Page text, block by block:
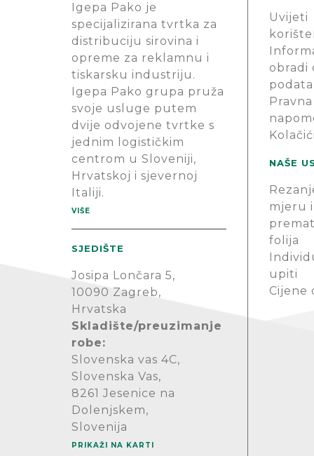
Igepa Pako je
specijalizirana tvrtka za
distribuciju sirovina i
opreme za reklamnu i
tiskarsku industriju.
Igepa Pako grupa pruža
svoje usluge putem
dvije odvojene tvrtke s
jednim logističkim
centrom u Sloveniji,
Hrvatskoj i sjevernoj
Italiji.
VIŠE
SJEDIŠTE
Josipa Lončara 5,
10090 Zagreb,
Hrvatska
Skladište/preuzimanje
robe:
Slovenska vas 4C,
Slovenska Vas,
8261 Jesenice na
Dolenjskem,
Slovenija
PRIKAŽI NA KARTI
Uvijeti
obradi
Pravna
Kolačići
NAŠE
mjeru i
folija
upiti
Cijene